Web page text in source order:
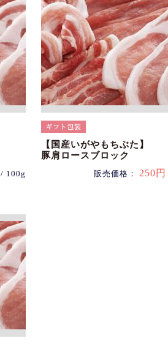
/ 100g
【国産いがやもちぶた】
豚肩ロースブロック
販売価格： 250円